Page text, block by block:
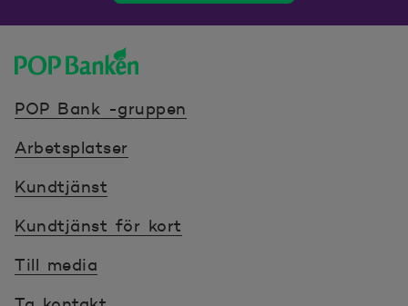
POP Bank -gruppen
Arbetsplatser
Kundtjänst
Kundtjänst för kort
Till media